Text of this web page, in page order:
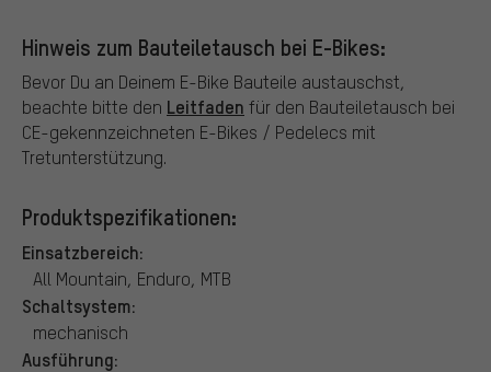
Hinweis zum Bauteiletausch bei E-Bikes:
Bevor Du an Deinem E-Bike Bauteile austauschst,
beachte bitte den Leitfaden für den Bauteiletausch bei
CE-gekennzeichneten E-Bikes / Pedelecs mit
Tretunterstützung.
Produktspezifikationen:
Einsatzbereich:
All Mountain, Enduro, MTB
Schaltsystem:
mechanisch
Ausführung: